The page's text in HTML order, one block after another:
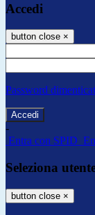
Accedi
button close ×
Password
-
Entra con SPID
Seleziona
button close ×